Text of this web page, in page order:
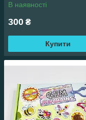
В наявності
300 ₴
Купити